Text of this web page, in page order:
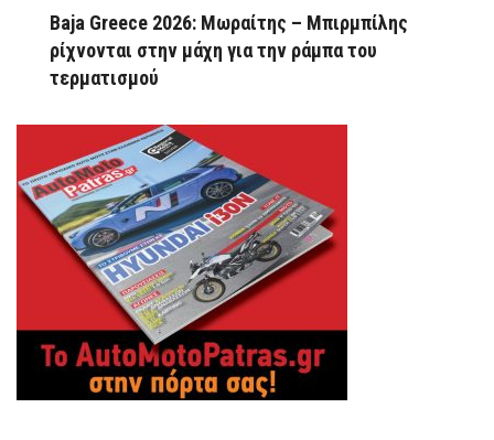
Baja Greece 2026: Μωραίτης – Μπιρμπίλης
ρίχνονται στην μάχη για την ράμπα του
τερματισμού